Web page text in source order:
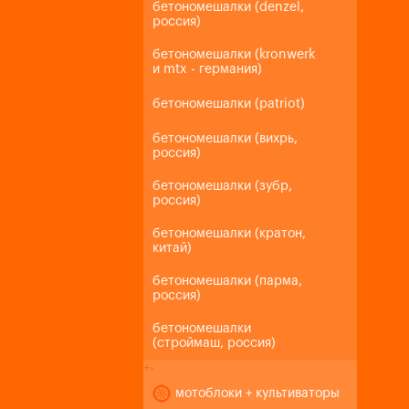
бетономешалки (denzel,
россия)
бетономешалки (kronwerk
и mtx - германия)
бетономешалки (patriot)
бетономешалки (вихрь,
россия)
бетономешалки (зубр,
россия)
бетономешалки (кратон,
китай)
бетономешалки (парма,
россия)
бетономешалки
(строймаш, россия)
+-
мотоблоки + культиваторы